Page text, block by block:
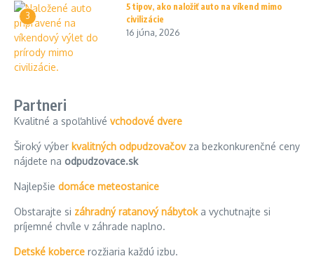
3
5 tipov, ako naložiť auto na víkend mimo
civilizácie
16 júna, 2026
Partneri
Kvalitné a spoľahlivé vchodové dvere
Široký výber kvalitných odpudzovačovza bezkonkurenčné ceny
nájdete na odpudzovace.sk
Najlepšie domáce meteostanice
Obstarajte si záhradný ratanový nábytoka vychutnajte si
príjemné chvíle v záhrade naplno.
Detské koberce rozžiaria každú izbu.